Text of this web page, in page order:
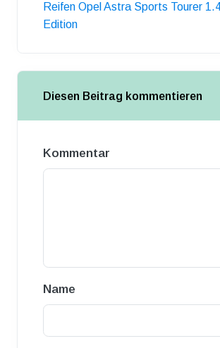
Reifen Opel Astra Sports Tourer
Edition
Diesen Beitrag kommentieren
Kommentar
Name